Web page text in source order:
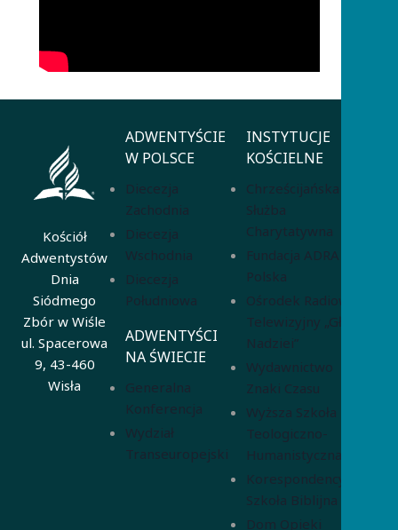
Kościół
Adwentystów
Dnia
Siódmego
Zbór w Wiśle
ul. Spacerowa
9, 43-460
Wisła
ADWENTYŚCIE
W POLSCE
Diecezja
Zachodnia
Diecezja
Wschodnia
Diecezja
Południowa
ADWENTYŚCI
NA ŚWIECIE
Generalna
Konferencja
Wydział
Transeuropejski
INSTYTUCJE
KOŚCIELNE
Chrześcijańska
Służba
Charytatywna
Fundacja ADRA
Polska
Ośrodek Radiowo-
Telewizyjny „Głos
Nadziei”
Wydawnictwo
Znaki Czasu
Wyższa Szkoła
Teologiczno-
Humanistyczna
Korespondencyjna
Szkoła Biblijna
Dom Opieki